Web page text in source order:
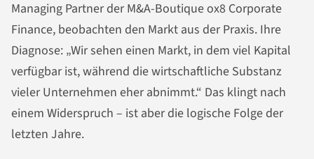
Managing Partner der M&A-Boutique ox8 Corporate
Finance, beobachten den Markt aus der Praxis. Ihre
Diagnose: „Wir sehen einen Markt, in dem viel Kapital
verfügbar ist, während die wirtschaftliche Substanz
vieler Unternehmen eher abnimmt.“ Das klingt nach
einem Widerspruch – ist aber die logische Folge der
letzten Jahre.